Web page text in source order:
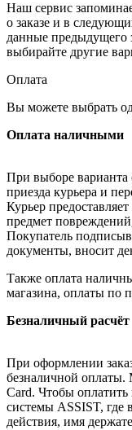
Наш сервис
о заказе и в
данные предыдущего
выбирайте другие
Оплата
Вы можете выбрать
Оплата наличными
При выборе
приезда курьера и
Курьер
предмет
Покупатель
документы, вносит
Также оплата
магазина, оплаты по
Безналичный расчёт
При оформлении
безналичной
Card. Чтобы оплатить
системы ASSIST, где
действия, имя